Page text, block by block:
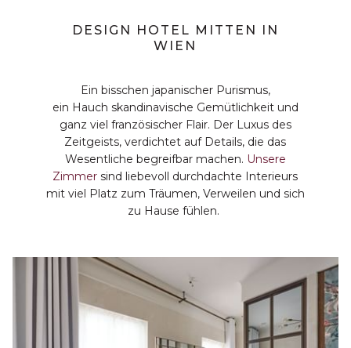
DESIGN HOTEL MITTEN IN
WIEN
Ein bisschen japanischer Purismus,
ein Hauch skandinavische Gemütlichkeit und
ganz viel französischer Flair. Der Luxus des
Zeitgeists, verdichtet auf Details, die das
Wesentliche begreifbar machen. Unsere
Zimmer sind liebevoll durchdachte Interieurs
mit viel Platz zum Träumen, Verweilen und sich
zu Hause fühlen.